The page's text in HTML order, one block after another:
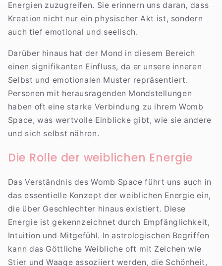
Energien zuzugreifen. Sie erinnern uns daran, dass
Kreation nicht nur ein physischer Akt ist, sondern
auch tief emotional und seelisch.
Darüber hinaus hat der Mond in diesem Bereich
einen signifikanten Einfluss, da er unsere inneren
Selbst und emotionalen Muster repräsentiert.
Personen mit herausragenden Mondstellungen
haben oft eine starke Verbindung zu ihrem Womb
Space, was wertvolle Einblicke gibt, wie sie andere
und sich selbst nähren.
Die Rolle der weiblichen Energie
Das Verständnis des Womb Space führt uns auch in
das essentielle Konzept der weiblichen Energie ein,
die über Geschlechter hinaus existiert. Diese
Energie ist gekennzeichnet durch Empfänglichkeit,
Intuition und Mitgefühl. In astrologischen Begriffen
kann das Göttliche Weibliche oft mit Zeichen wie
Stier und Waage assoziiert werden, die Schönheit,